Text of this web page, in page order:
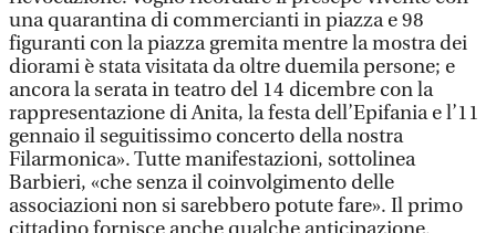
una quarantina di commercianti in piazza e 98
figuranti con la piazza gremita mentre la mostra dei
diorami è stata visitata da oltre duemila persone; e
ancora la serata in teatro del 14 dicembre con la
rappresentazione di Anita, la festa dell’Epifania e l’11
gennaio il seguitissimo concerto della nostra
Filarmonica». Tutte manifestazioni, sottolinea
Barbieri, «che senza il coinvolgimento delle
associazioni non si sarebbero potute fare». Il primo